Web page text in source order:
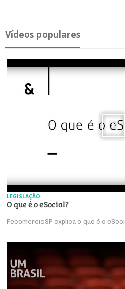
Ví­deos po­pu­lares
LEGISLAÇÃO
O que é o eSocial?
FecomercioSP explica o que é o